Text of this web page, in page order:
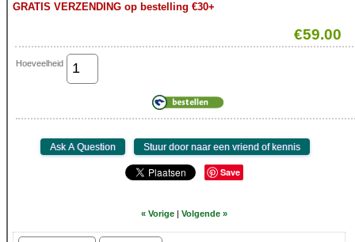
GRATIS VERZENDING op bestelling €30+
€59.00
Hoeveelheid
Save
« Vorige | Volgende »